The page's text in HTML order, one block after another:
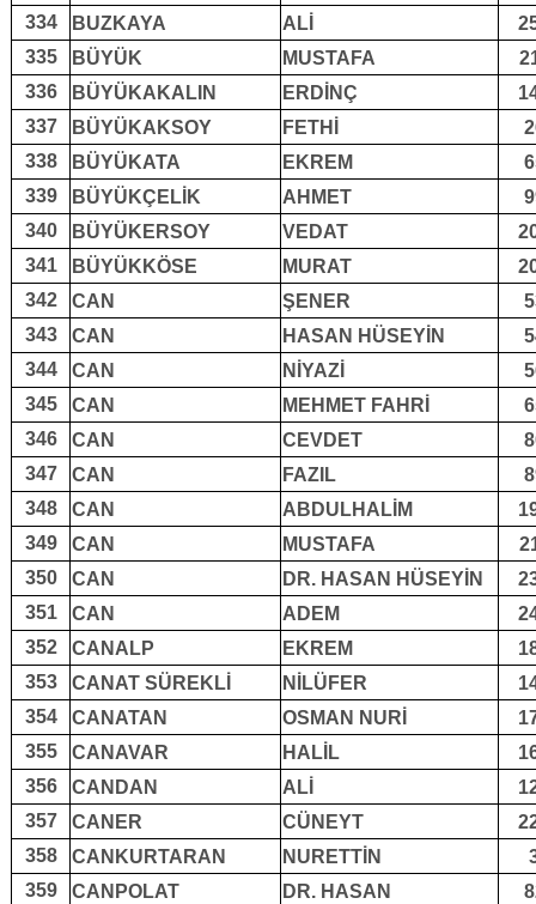
334
BUZKAYA ALİ
335
BÜYÜK MUSTAFA
336
BÜYÜKAKALIN ERDİNÇ
337
BÜYÜKAKSOY FETHİ
338
BÜYÜKATA EKREM
339
BÜYÜKÇELİK AHMET
340
BÜYÜKERSOY VEDAT
341
BÜYÜKKÖSE MURAT
342
CAN ŞENER
343
CAN HASAN HÜSEYİN
344
CAN NİYAZİ
345
CAN MEHMET FAHRİ
346
CAN CEVDET
347
CAN FAZIL
348
CAN ABDULHALİM
349
CAN MUSTAFA
350
CAN DR. HASAN HÜSEYİN
351
CAN ADEM
352
CANALP EKREM
353
CANAT SÜREKLİ NİLÜFER
354
CANATAN OSMAN NURİ
355
CANAVAR HALİL
356
CANDAN ALİ
357
CANER CÜNEYT
358
CANKURTARAN NURETTİN
359
CANPOLAT DR. HASAN